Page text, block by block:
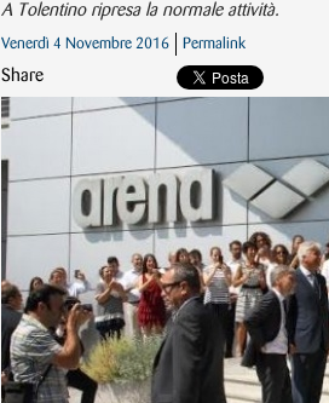
A Tolentino ripresa la normale attività.
Venerdì 4 Novembre 2016 Permalink
Share